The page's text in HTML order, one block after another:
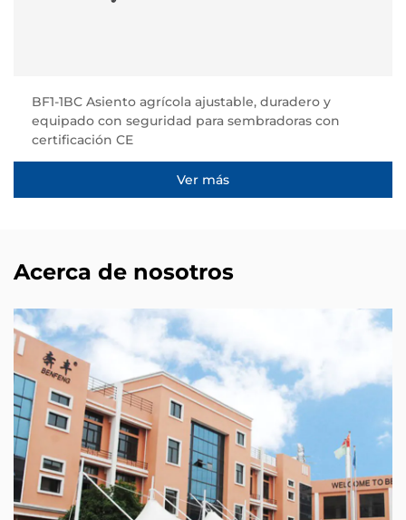
BF1-1BC Asiento agrícola ajustable, duradero y
equipado con seguridad para sembradoras con
certificación CE
Ver más
Acerca de nosotros